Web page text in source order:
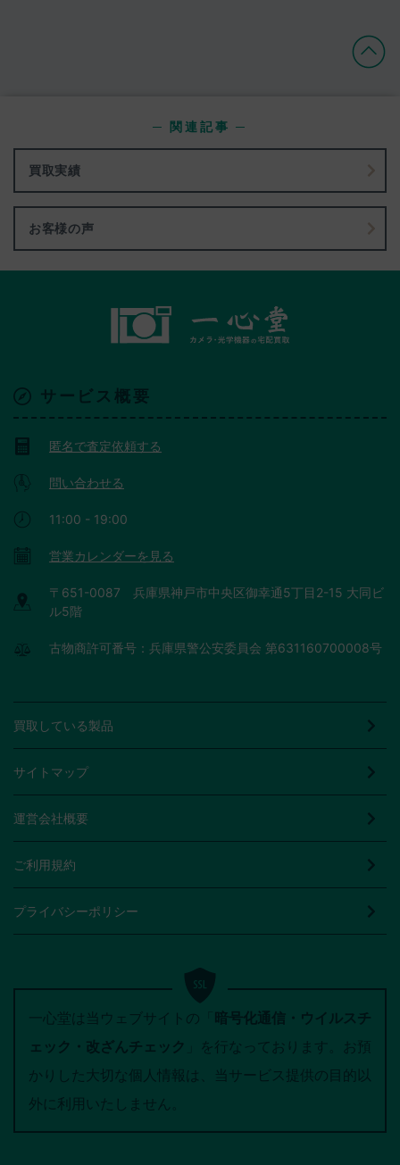
買取実績
─ 関連記事 ─
お客様の声
サービス概要
匿名で査定依頼する
問い合わせる
11:00 - 19:00
営業カレンダーを見る
〒651-0087 兵庫県神戸市中央区御幸通5丁目2-15 大同ビ
ル5階
古物商許可番号：兵庫県警公安委員会 第631160700008号
買取している製品
サイトマップ
運営会社概要
ご利用規約
プライバシーポリシー
一心堂は当ウェブサイトの「
暗号化通信・ウイルスチ
ェック・改ざんチェック
」を行なっております。お預
かりした大切な個人情報は、当サービス提供の目的以
外に利用いたしません。